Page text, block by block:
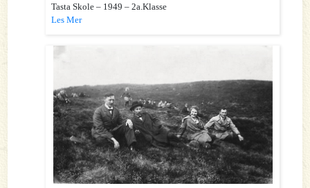
Tasta Skole – 1949 – 2a.Klasse
Les Mer